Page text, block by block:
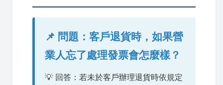
📌 問題：客戶退貨時，如果營
業人忘了處理發票會怎麼樣？
💡 回答：若未於客戶辦理退貨時依規定